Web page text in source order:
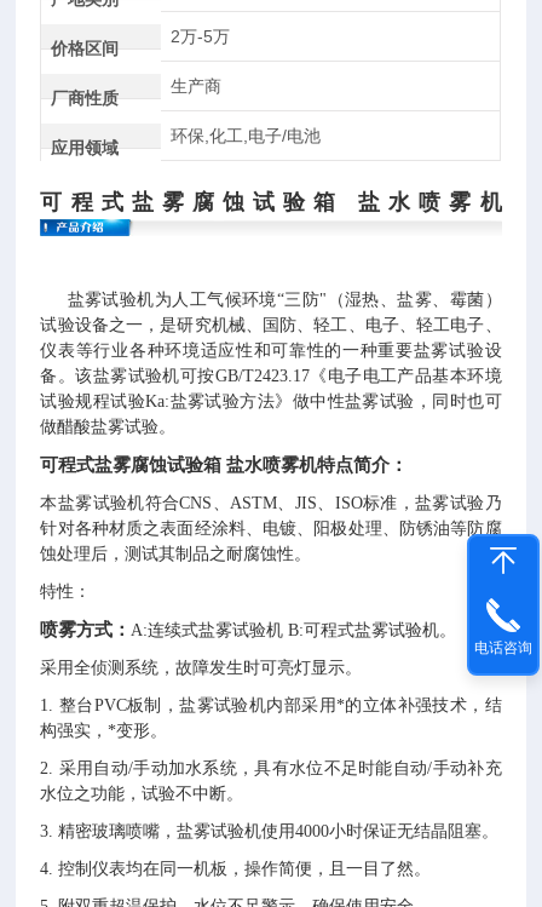
价格区间
2万-5万
厂商性质
生产商
应用领域
环保,化工,电子/电池
可程式盐雾腐蚀试验箱 盐水喷雾机
盐雾试验机为人工气候环境“三防"（湿热、盐雾、霉菌）
试验设备之一，是研究机械、国防、轻工、电子、轻工电子、
仪表等行业各种环境适应性和可靠性的一种重要盐雾试验设
备。该盐雾试验机可按GB/T2423.17《电子电工产品基本环境
试验规程试验Ka:盐雾试验方法》做中性盐雾试验，同时也可
做醋酸盐雾试验。
可程式盐雾腐蚀试验箱 盐水喷雾机特点简介：
本盐雾试验机符合CNS、ASTM、JIS、ISO标准，盐雾试验乃
针对各种材质之表面经涂料、电镀、阳极处理、防锈油等防腐
蚀处理后，测试其制品之耐腐蚀性。
特性：
喷雾方式： A:连续式盐雾试验机 B:可程式盐雾试验机。
采用全侦测系统，故障发生时可亮灯显示。
1. 整台PVC板制，盐雾试验机内部采用*的立体补强技术，结
构强实，*变形。
2. 采用自动/手动加水系统，具有水位不足时能自动/手动补充
水位之功能，试验不中断。
3.精密玻璃喷嘴，盐雾试验机使用4000小时保证无结晶阻塞。
4.控制仪表均在同一机板，操作简便，且一目了然。
电话咨询